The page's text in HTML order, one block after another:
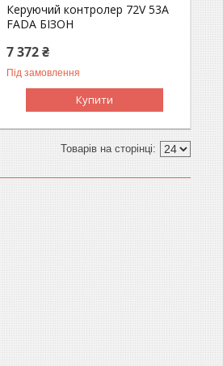
Керуючий контролер 72V 53A
FADA БІЗОН
7 372 ₴
Під замовлення
Купити